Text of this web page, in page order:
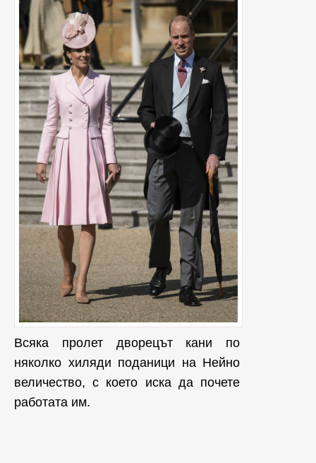
Всяка пролет дворецът кани по
няколко хиляди поданици на Нейно
величество, с което иска да почете
работата им.